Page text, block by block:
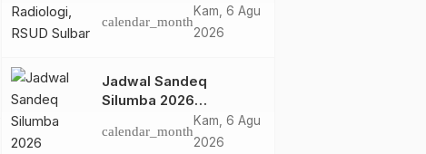
Sambut Kembali dr. Iis
Imelda, Sp.Rad
calendar_month
Kam, 6 Agu
2026
Jadwal Sandeq
Silumba 2026
Dispoparekraf Sulbar
calendar_month
Kam, 6 Agu
2026